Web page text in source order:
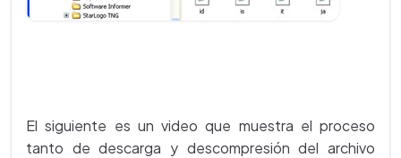
El siguiente es un video que muestra el proceso
tanto de descarga y descompresión del archivo